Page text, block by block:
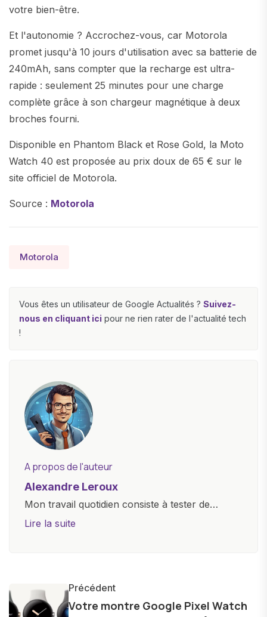
votre bien-être.
Et l'autonomie ? Accrochez-vous, car Motorola
promet jusqu'à 10 jours d'utilisation avec sa batterie de
240mAh, sans compter que la recharge est ultra-
rapide : seulement 25 minutes pour une charge
complète grâce à son chargeur magnétique à deux
broches fourni.
Disponible en Phantom Black et Rose Gold, la Moto
Watch 40 est proposée au prix doux de 65 € sur le
site officiel de Motorola.
Source : Motorola
Motorola
Vous êtes un utilisateur de Google Actualités ? Suivez-
nous en cliquant ici pour ne rien rater de l'actualité tech
!
A propos de l'auteur
Alexandre Leroux
Mon travail quotidien consiste à tester de
nouveaux appareils, à rédiger des critiques
informations précises et pertinentes pour aider
les consommateurs à comprendre et à naviguer
Lire la suite
Précédent
Votre montre Google Pixel Watch